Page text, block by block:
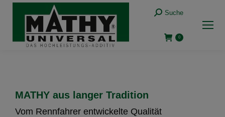
Suche
0
MATHY aus langer Tradition
Vom Rennfahrer entwickelte Qualität